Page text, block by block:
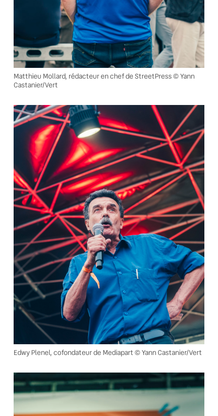
Matthieu Mollard, rédacteur en chef de StreetPress © Yann
Castanier/Vert
Edwy Plenel, cofondateur de Mediapart © Yann Castanier/Vert